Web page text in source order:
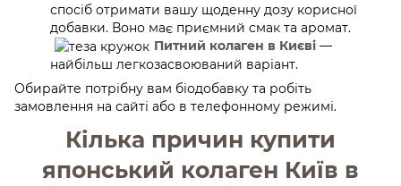
спосіб отримати вашу щоденну дозу корисної
добавки. Воно має приємний смак та аромат.
Питний колаген в Києві —
найбільш легкозасвоюваний варіант.
Обирайте потрібну вам біодобавку та робіть
замовлення на сайті або в телефонному режимі.
Кілька причин купити
японський колаген Київ в